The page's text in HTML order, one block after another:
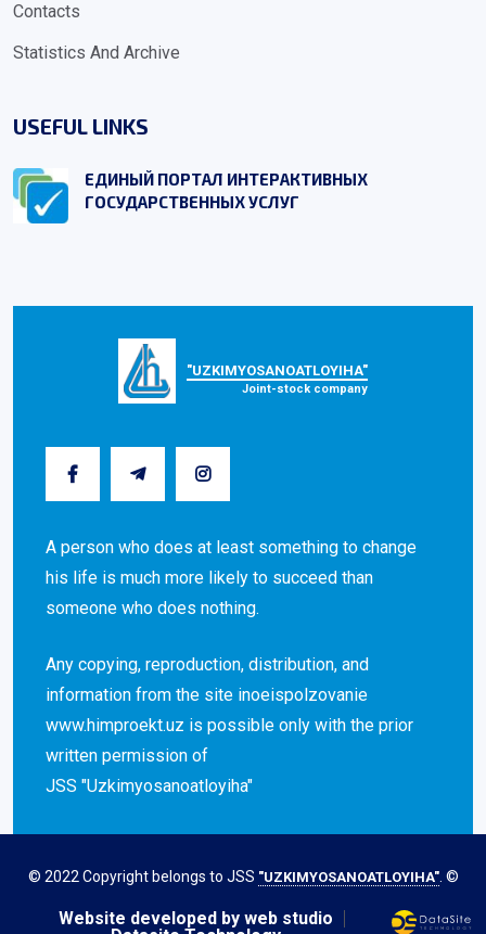
Contacts
Statistics And Archive
USEFUL LINKS
ЕДИНЫЙ ПОРТАЛ ИНТЕРАКТИВНЫХ
ГОСУДАРСТВЕННЫХ УСЛУГ
"UZKIMYOSANOATLOYIHA"
Joint-stock company
A person who does at least something to change
his life is much more likely to succeed than
someone who does nothing.
Any copying, reproduction, distribution, and
information from the site inoeispolzovanie
www.himproekt.uz is possible only with the prior
written permission of
JSS "Uzkimyosanoatloyiha"
© 2022 Copyright belongs to JSS "UZKIMYOSANOATLOYIHA". ©
Website developed by web studio